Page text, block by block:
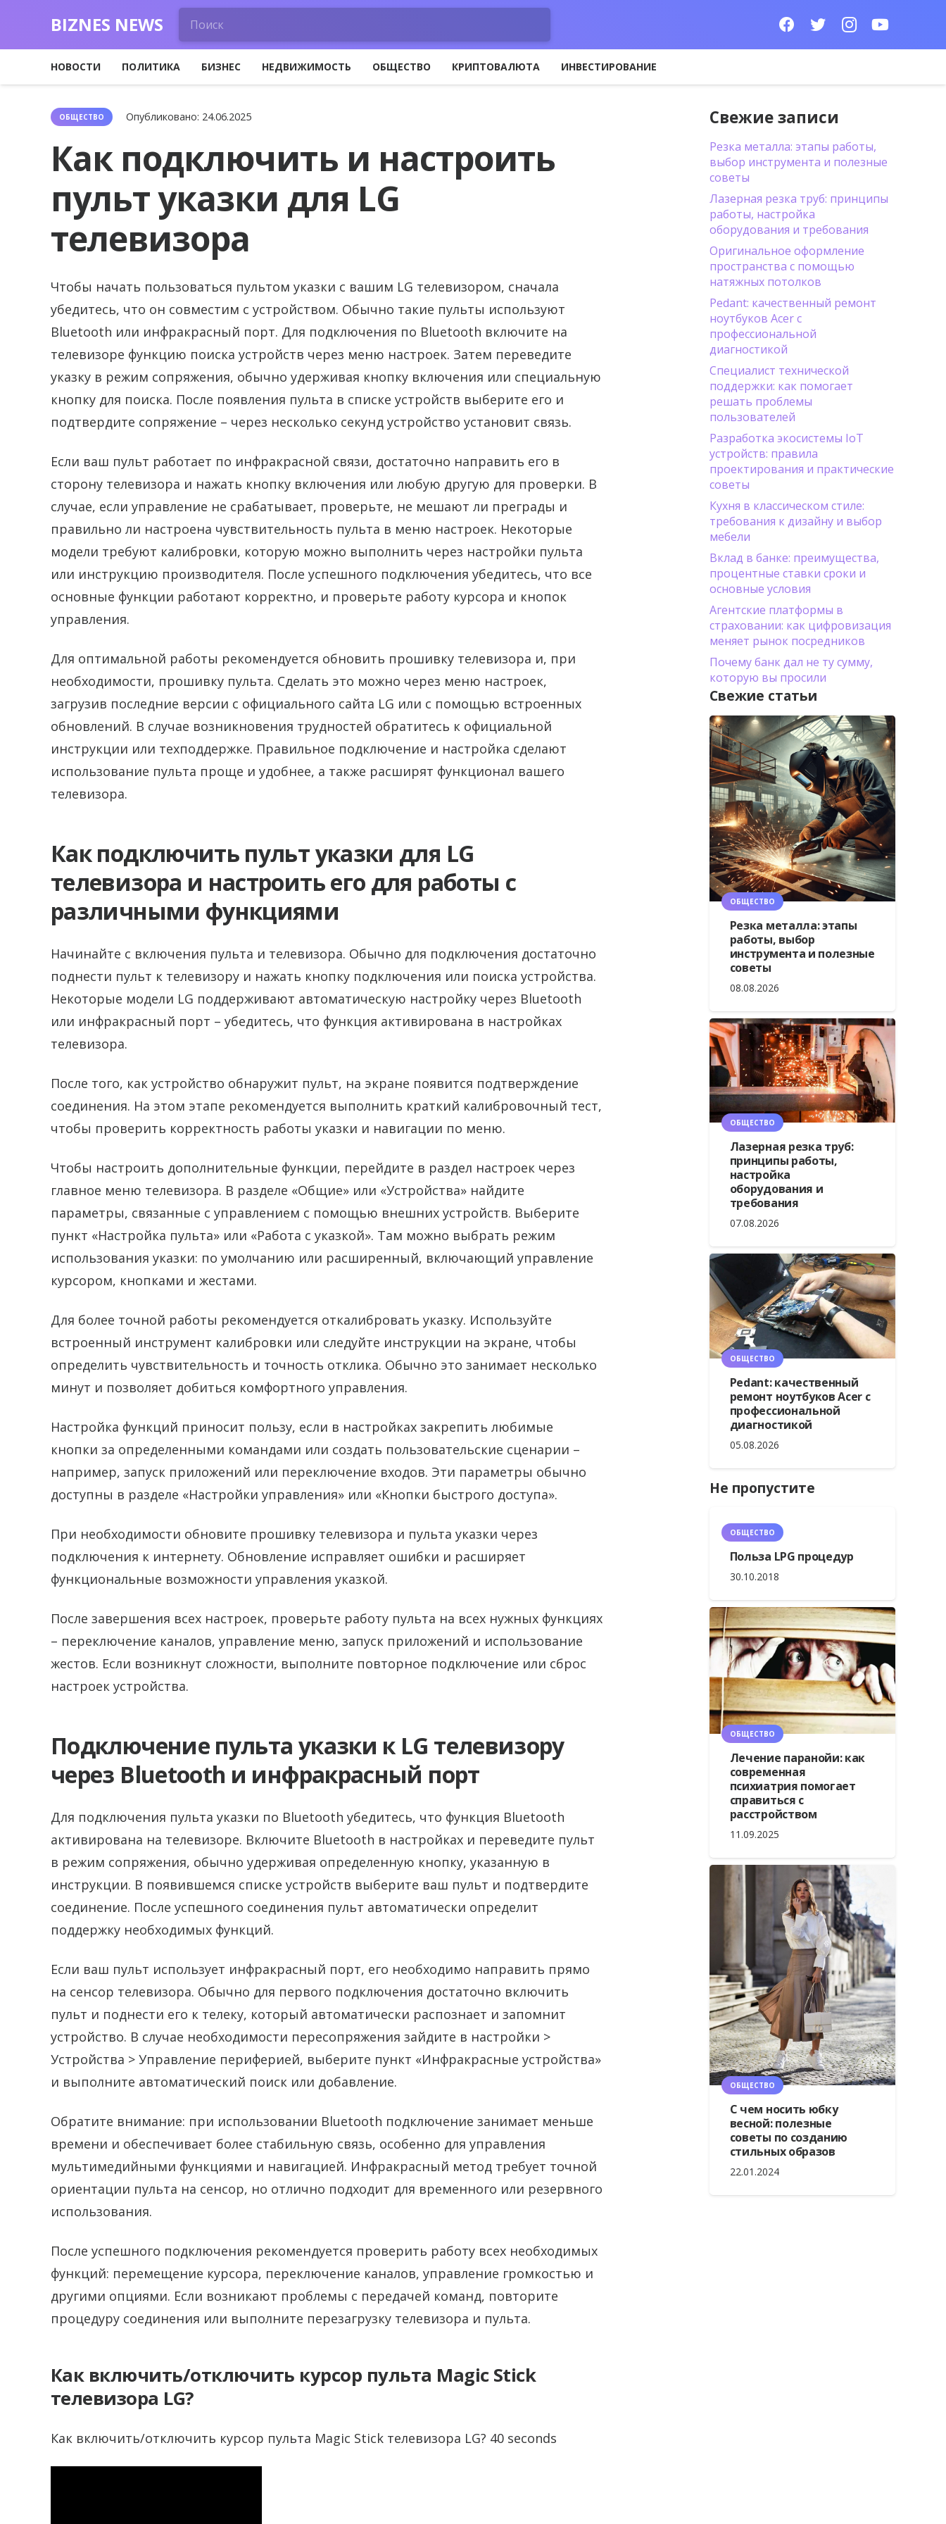
BIZNES NEWS
НОВОСТИ ПОЛИТИКА БИЗНЕС НЕДВИЖИМОСТЬ ОБЩЕСТВО КРИПТОВАЛЮТА ИНВЕСТИРОВАНИЕ
ОБЩЕСТВО Опубликовано: 24.06.2025
Как подключить и настроить
пульт указки для LG
телевизора
Чтобы начать пользоваться пультом указки с вашим LG телевизором, сначала
убедитесь, что он совместим с устройством. Обычно такие пульты используют
Bluetooth или инфракрасный порт. Для подключения по Bluetooth включите на
телевизоре функцию поиска устройств через меню настроек. Затем переведите
указку в режим сопряжения, обычно удерживая кнопку включения или специальную
кнопку для поиска. После появления пульта в списке устройств выберите его и
подтвердите сопряжение – через несколько секунд устройство установит связь.
Если ваш пульт работает по инфракрасной связи, достаточно направить его в
сторону телевизора и нажать кнопку включения или любую другую для проверки. В
случае, если управление не срабатывает, проверьте, не мешают ли преграды и
правильно ли настроена чувствительность пульта в меню настроек. Некоторые
модели требуют калибровки, которую можно выполнить через настройки пульта
или инструкцию производителя. После успешного подключения убедитесь, что все
основные функции работают корректно, и проверьте работу курсора и кнопок
управления.
Для оптимальной работы рекомендуется обновить прошивку телевизора и, при
необходимости, прошивку пульта. Сделать это можно через меню настроек,
загрузив последние версии с официального сайта LG или с помощью встроенных
обновлений. В случае возникновения трудностей обратитесь к официальной
инструкции или техподдержке. Правильное подключение и настройка сделают
использование пульта проще и удобнее, а также расширят функционал вашего
телевизора.
Как подключить пульт указки для LG
телевизора и настроить его для работы с
различными функциями
Начинайте с включения пульта и телевизора. Обычно для подключения достаточно
поднести пульт к телевизору и нажать кнопку подключения или поиска устройства.
Некоторые модели LG поддерживают автоматическую настройку через Bluetooth
или инфракрасный порт – убедитесь, что функция активирована в настройках
телевизора.
После того, как устройство обнаружит пульт, на экране появится подтверждение
соединения. На этом этапе рекомендуется выполнить краткий калибровочный тест,
чтобы проверить корректность работы указки и навигации по меню.
Чтобы настроить дополнительные функции, перейдите в раздел настроек через
главное меню телевизора. В разделе «Общие» или «Устройства» найдите
параметры, связанные с управлением с помощью внешних устройств. Выберите
пункт «Настройка пульта» или «Работа с указкой». Там можно выбрать режим
использования указки: по умолчанию или расширенный, включающий управление
курсором, кнопками и жестами.
Для более точной работы рекомендуется откалибровать указку. Используйте
встроенный инструмент калибровки или следуйте инструкции на экране, чтобы
определить чувствительность и точность отклика. Обычно это занимает несколько
минут и позволяет добиться комфортного управления.
Настройка функций приносит пользу, если в настройках закрепить любимые
кнопки за определенными командами или создать пользовательские сценарии –
например, запуск приложений или переключение входов. Эти параметры обычно
доступны в разделе «Настройки управления» или «Кнопки быстрого доступа».
При необходимости обновите прошивку телевизора и пульта указки через
подключения к интернету. Обновление исправляет ошибки и расширяет
функциональные возможности управления указкой.
После завершения всех настроек, проверьте работу пульта на всех нужных функциях
– переключение каналов, управление меню, запуск приложений и использование
жестов. Если возникнут сложности, выполните повторное подключение или сброс
настроек устройства.
Подключение пульта указки к LG телевизору
через Bluetooth и инфракрасный порт
Для подключения пульта указки по Bluetooth убедитесь, что функция Bluetooth
активирована на телевизоре. Включите Bluetooth в настройках и переведите пульт
в режим сопряжения, обычно удерживая определенную кнопку, указанную в
инструкции. В появившемся списке устройств выберите ваш пульт и подтвердите
соединение. После успешного соединения пульт автоматически определит
поддержку необходимых функций.
Если ваш пульт использует инфракрасный порт, его необходимо направить прямо
на сенсор телевизора. Обычно для первого подключения достаточно включить
пульт и поднести его к телеку, который автоматически распознает и запомнит
устройство. В случае необходимости пересопряжения зайдите в настройки >
Устройства > Управление периферией, выберите пункт «Инфракрасные устройства»
и выполните автоматический поиск или добавление.
Обратите внимание: при использовании Bluetooth подключение занимает меньше
времени и обеспечивает более стабильную связь, особенно для управления
мультимедийными функциями и навигацией. Инфракрасный метод требует точной
ориентации пульта на сенсор, но отлично подходит для временного или резервного
использования.
После успешного подключения рекомендуется проверить работу всех необходимых
функций: перемещение курсора, переключение каналов, управление громкостью и
другими опциями. Если возникают проблемы с передачей команд, повторите
процедуру соединения или выполните перезагрузку телевизора и пульта.
Как включить/отключить курсор пульта Magic Stick
телевизора LG?
Как включить/отключить курсор пульта Magic Stick телевизора LG? 40 seconds
Свежие записи
Резка металла: этапы работы,
выбор инструмента и полезные
советы
Лазерная резка труб: принципы
работы, настройка
оборудования и требования
Оригинальное оформление
пространства с помощью
натяжных потолков
Pedant: качественный ремонт
ноутбуков Acer с
профессиональной
диагностикой
Специалист технической
поддержки: как помогает
решать проблемы
пользователей
Разработка экосистемы IoT
устройств: правила
проектирования и практические
советы
Кухня в классическом стиле:
требования к дизайну и выбор
мебели
Вклад в банке: преимущества,
процентные ставки сроки и
основные условия
Агентские платформы в
страховании: как цифровизация
меняет рынок посредников
Почему банк дал не ту сумму,
которую вы просили
Свежие статьи
ОБЩЕСТВО
Резка металла: этапы
работы, выбор
инструмента и полезные
советы
08.08.2026
ОБЩЕСТВО
Лазерная резка труб:
принципы работы,
настройка
оборудования и
требования
07.08.2026
ОБЩЕСТВО
Pedant: качественный
ремонт ноутбуков Acer с
профессиональной
диагностикой
05.08.2026
Не пропустите
ОБЩЕСТВО
Польза LPG процедур
30.10.2018
ОБЩЕСТВО
Лечение паранойи: как
современная
психиатрия помогает
справиться с
расстройством
11.09.2025
ОБЩЕСТВО
С чем носить юбку
весной: полезные
советы по созданию
стильных образов
22.01.2024